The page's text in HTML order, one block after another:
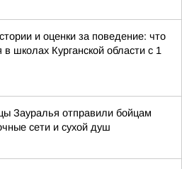
и оценки за поведение: что
в школах Курганской области с 1
Зауралья отправили бойцам
сети и сухой душ